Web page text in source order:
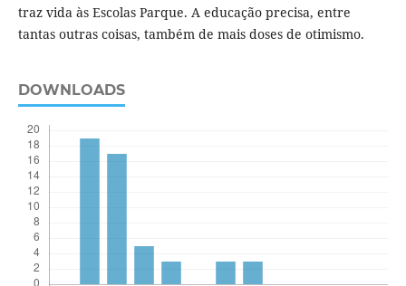
traz vida às Escolas Parque. A educação precisa, entre
tantas outras coisas, também de mais doses de otimismo.
DOWNLOADS